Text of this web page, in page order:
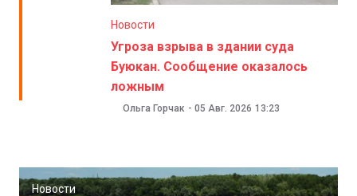
Новости
Угроза взрыва в здании суда
Буюкан. Сообщение оказалось
ложным
Ольга Горчак - 05 Авг. 2026 13:23
Новости